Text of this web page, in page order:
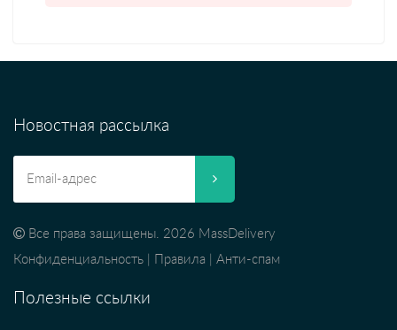
Новостная рассылка
Все права защищены. 2026 MassDelivery
Конфиденциальность
Правила Анти-спам
Полезные ссылки